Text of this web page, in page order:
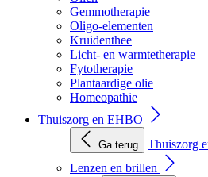
Gemmotherapie
Oligo-elementen
Kruidenthee
Licht- en warmtetherapie
Fytotherapie
Plantaardige olie
Homeopathie
Thuiszorg en EHBO
Ga terug
Thuiszorg
Lenzen en brillen